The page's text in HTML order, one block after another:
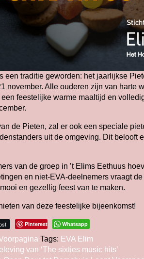
een traditie geworden: het jaarlijkse
november. Alle ouderen zijn van harte
feestelijke warme maaltijd en
de Pieten, zal er ook een speciale
uit de omgeving. Dit belooft
van de groep in ’t Elims Eethuus
en niet-EVA-deelnemers vraagt
en gezellig feest van te maken.
van deze feestelijke bijeenkomst!
Pinterest Whatsapp
Tags: EVA Elim
van ‘The sixties music hits’